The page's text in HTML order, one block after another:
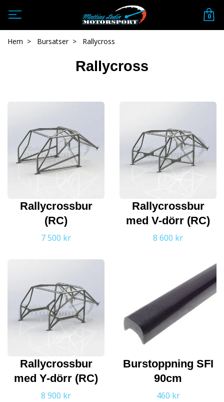
0
Hem Bursatser Rallycross
Rallycross
Rallycrossbur
(RC)
7 500 kr
Rallycrossbur
med V-dörr (RC)
8 600 kr
Rallycrossbur
med Y-dörr (RC)
8 900 kr
Burstoppning SFI
90cm
460 kr